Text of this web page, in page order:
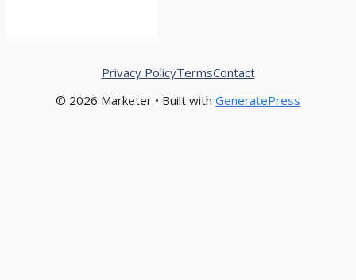
© 2026 Marketer • Built with GeneratePress
Privacy PolicyTermsContact